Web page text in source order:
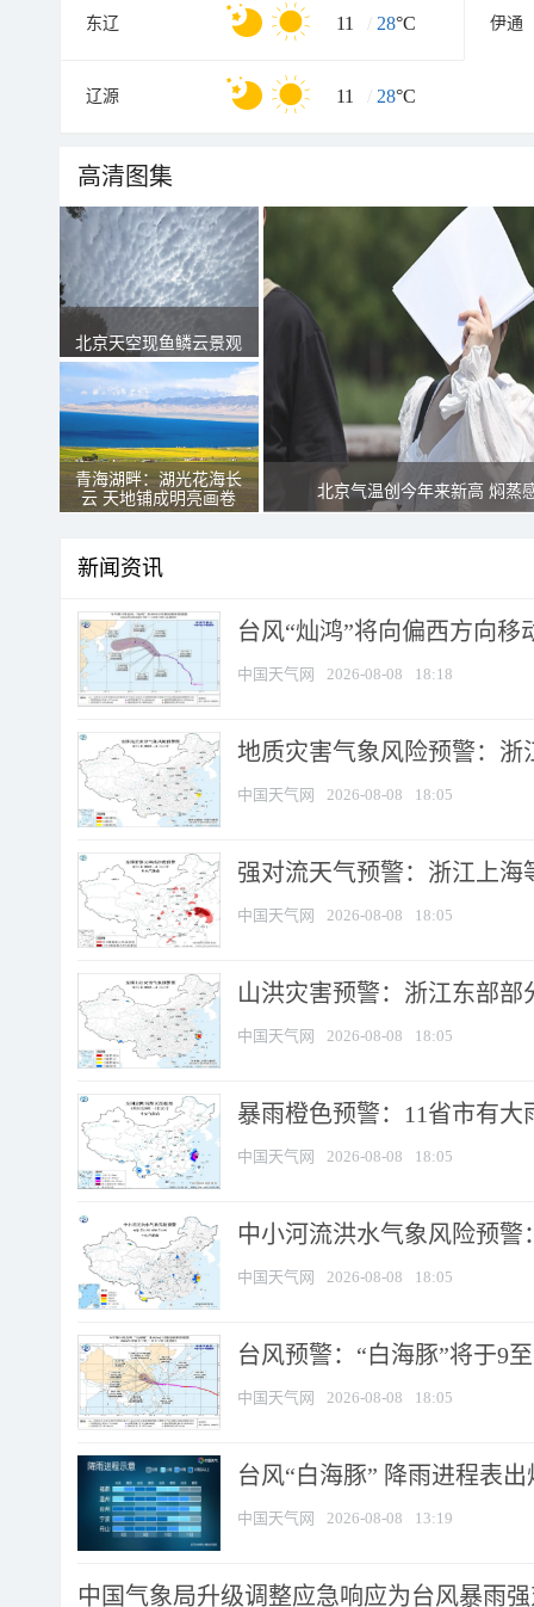
东辽 11 / 28°C 伊通
辽源 11 / 28°C
高清图集
北京天空现鱼鳞云景观
青海湖畔：湖光花海长
云 天地铺成明亮画卷
北京气温创今年来新高 焖蒸
新闻资讯
台风“灿鸿”将向偏西方向移
中国天气网 2026-08-08 18:18
地质灾害气象风险预警：
中国天气网 2026-08-08 18:05
强对流天气预警：浙江上海
中国天气网 2026-08-08 18:05
山洪灾害预警：浙江东部
中国天气网 2026-08-08 18:05
暴雨橙色预警：11省市有
中国天气网 2026-08-08 18:05
中小河流洪水气象风险预
中国天气网 2026-08-08 18:05
台风预警：“白海豚”将于9
中国天气网 2026-08-08 18:05
台风“白海豚” 降雨进程表
中国天气网 2026-08-08 13:19
中国气象局升级调整应急响应为台风暴雨